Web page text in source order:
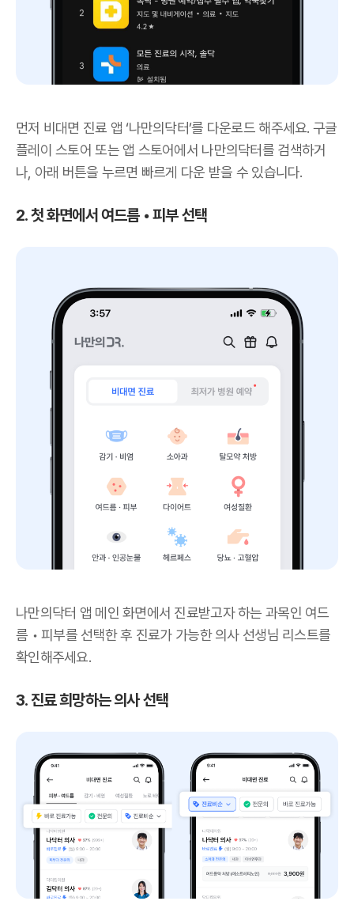
먼저 비대면 진료 앱 ‘나만의닥터’를 다운로드 해주세요. 구글
플레이 스토어 또는 앱 스토어에서 나만의닥터를 검색하거
나, 아래 버튼을 누르면 빠르게 다운 받을 수 있습니다.
2. 첫 화면에서 여드름•피부선택
나만의닥터 앱 메인 화면에서 진료받고자 하는 과목인 여드
름 • 피부를 선택한 후 진료가 가능한 의사 선생님 리스트를
확인해주세요.
3. 진료 희망하는 의사 선택